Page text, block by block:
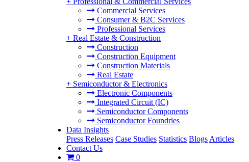
Commercial Services
Consumer & B2C Services
Professional Services
+ Real Estate & Construction
Construction
Construction Equipment
Construction Materials
Real Estate
+ Semiconductor & Electronics
Electronic Components
Integrated Circuit (IC)
Semiconductor Components
Semiconductor Foundries
Data Insights
Press Releases Case Studies Statistics Blogs Articles
Contact Us
0